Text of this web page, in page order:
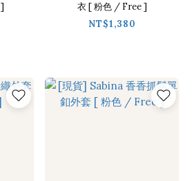
衣 [ 粉色 / Free ]
NT$1,380